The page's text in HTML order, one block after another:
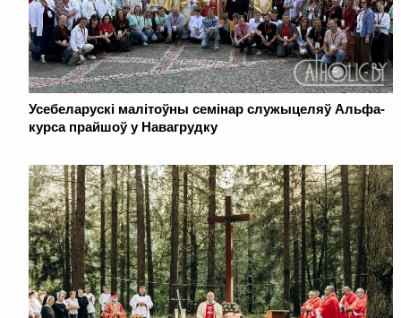
Усебеларускі малітоўны семінар служыцеляў Альфа-
курса прайшоў у Навагрудку